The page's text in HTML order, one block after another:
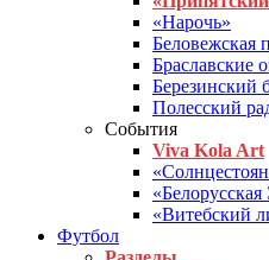
«Нарочь»
Беловежская
Браславские
Березинский
Полесский
События
Viva Kola Art
«Белорусская
«Витебский
Футбол